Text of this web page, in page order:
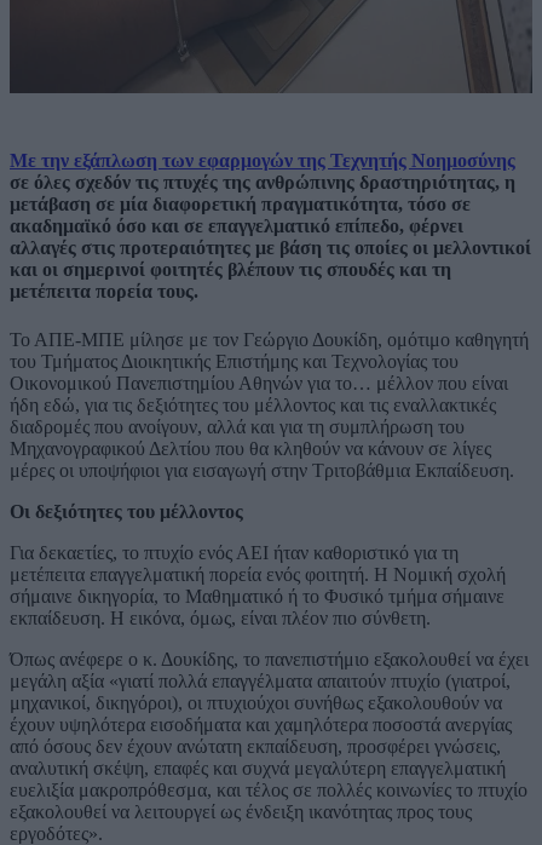
Με την εξάπλωση των εφαρμογών της Τεχνητής Νοημοσύνης
σε όλες σχεδόν τις πτυχές της ανθρώπινης δραστηριότητας, η
μετάβαση σε μία διαφορετική πραγματικότητα, τόσο σε
ακαδημαϊκό όσο και σε επαγγελματικό επίπεδο, φέρνει
αλλαγές στις προτεραιότητες με βάση τις οποίες οι μελλοντικοί
και οι σημερινοί φοιτητές βλέπουν τις σπουδές και τη
μετέπειτα πορεία τους.
Το ΑΠΕ-ΜΠΕ μίλησε με τον Γεώργιο Δουκίδη, ομότιμο καθηγητή
του Τμήματος Διοικητικής Επιστήμης και Τεχνολογίας του
Οικονομικού Πανεπιστημίου Αθηνών για το… μέλλον που είναι
ήδη εδώ, για τις δεξιότητες του μέλλοντος και τις εναλλακτικές
διαδρομές που ανοίγουν, αλλά και για τη συμπλήρωση του
Μηχανογραφικού Δελτίου που θα κληθούν να κάνουν σε λίγες
μέρες οι υποψήφιοι για εισαγωγή στην Τριτοβάθμια Εκπαίδευση.
Οι δεξιότητες του μέλλοντος
Για δεκαετίες, το πτυχίο ενός ΑΕΙ ήταν καθοριστικό για τη
μετέπειτα επαγγελματική πορεία ενός φοιτητή. Η Νομική σχολή
σήμαινε δικηγορία, το Μαθηματικό ή το Φυσικό τμήμα σήμαινε
εκπαίδευση. Η εικόνα, όμως, είναι πλέον πιο σύνθετη.
Όπως ανέφερε ο κ. Δουκίδης, το πανεπιστήμιο εξακολουθεί να έχει
μεγάλη αξία «γιατί πολλά επαγγέλματα απαιτούν πτυχίο (γιατροί,
μηχανικοί, δικηγόροι), οι πτυχιούχοι συνήθως εξακολουθούν να
έχουν υψηλότερα εισοδήματα και χαμηλότερα ποσοστά ανεργίας
από όσους δεν έχουν ανώτατη εκπαίδευση, προσφέρει γνώσεις,
αναλυτική σκέψη, επαφές και συχνά μεγαλύτερη επαγγελματική
ευελιξία μακροπρόθεσμα, και τέλος σε πολλές κοινωνίες το πτυχίο
εξακολουθεί να λειτουργεί ως ένδειξη ικανότητας προς τους
εργοδότες».